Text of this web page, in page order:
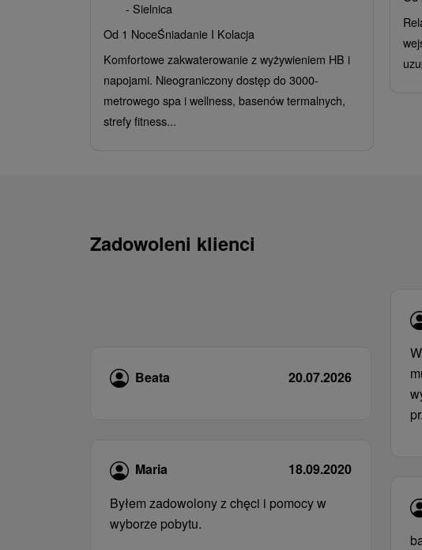
- Sielnica
Od 1 NoceŚniadanie I Kolacja
Komfortowe zakwaterowanie z wyżywieniem HB i
napojami. Nieograniczony dostęp do 3000-
metrowego spa i wellness, basenów termalnych,
strefy fitness...
Zadowoleni klienci
Beata 20.07.2026
Maria
18.09.2020
Byłem zadowolony z chęci i pomocy w
wyborze pobytu.